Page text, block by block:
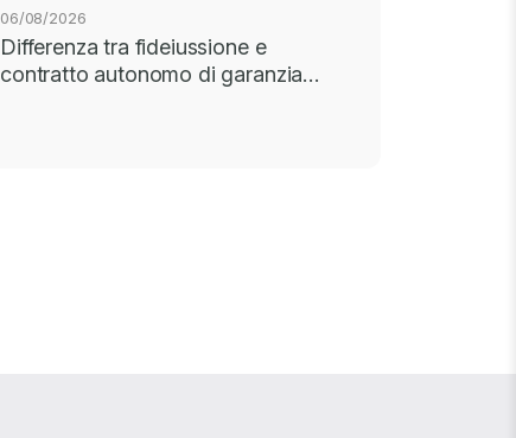
06/08/2026
Differenza tra fideiussione e
contratto autonomo di garanzia…